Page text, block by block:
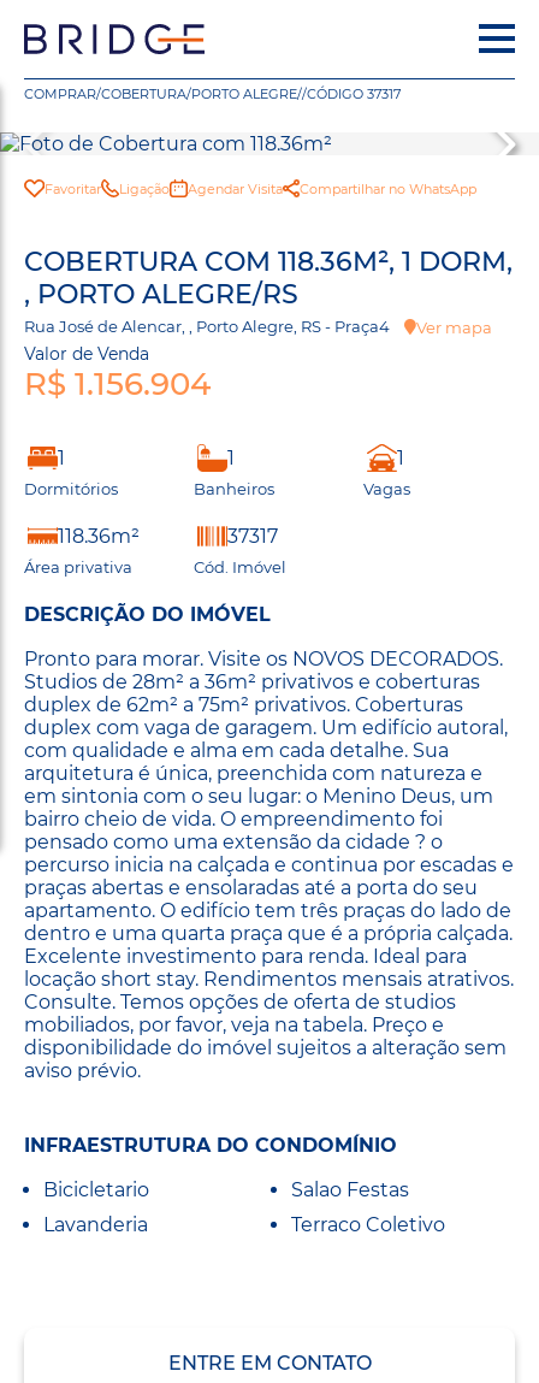
COMPRAR/COBERTURA/PORTO ALEGRE//CÓDIGO 37317
Favoritar Ligação Agendar Visita Compartilhar no WhatsApp
COBERTURA COM 118.36M², 1 DORM,
, PORTO ALEGRE/RS
Rua José de Alencar, , Porto Alegre, RS - Praça4 Ver mapa
Valor de Venda
R$ 1.156.904
1
Dormitórios
1
Banheiros
1
Vagas
118.36m²
Área privativa
37317
Cód. Imóvel
DESCRIÇÃO DO IMÓVEL
Pronto para morar. Visite os NOVOS DECORADOS.
Studios de 28m² a 36m² privativos e coberturas
duplex de 62m² a 75m² privativos. Coberturas
duplex com vaga de garagem. Um edifício autoral,
com qualidade e alma em cada detalhe. Sua
arquitetura é única, preenchida com natureza e
em sintonia com o seu lugar: o Menino Deus, um
bairro cheio de vida. O empreendimento foi
pensado como uma extensão da cidade ? o
percurso inicia na calçada e continua por escadas e
praças abertas e ensolaradas até a porta do seu
apartamento. O edifício tem três praças do lado de
dentro e uma quarta praça que é a própria calçada.
Excelente investimento para renda. Ideal para
locação short stay. Rendimentos mensais atrativos.
Consulte. Temos opções de oferta de studios
mobiliados, por favor, veja na tabela. Preço e
disponibilidade do imóvel sujeitos a alteração sem
aviso prévio.
INFRAESTRUTURA DO CONDOMÍNIO
Bicicletario
Lavanderia
Salao Festas
Terraco Coletivo
ENTRE EM CONTATO